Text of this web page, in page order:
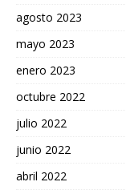
agosto 2023
mayo 2023
enero 2023
octubre 2022
julio 2022
junio 2022
abril 2022